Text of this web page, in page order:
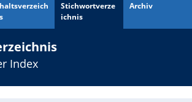
Stichwortverze
ichnis
Archiv
Index